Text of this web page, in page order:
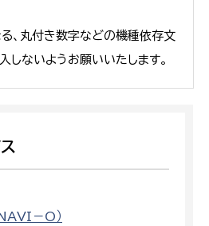
、丸付き数字などの機種依存文
しないようお願いいたします。
－O）